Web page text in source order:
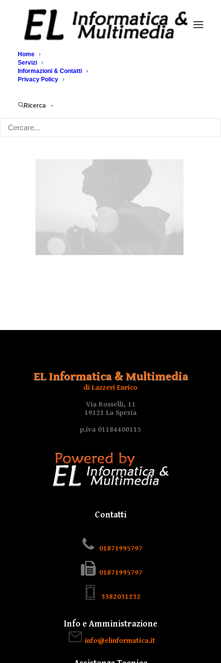
Home
Servizi
Informazioni & Contatti
Privacy Policy
Ricerca
Demo media 1084052706
EL Informatica & Multimedia
di Lazzeri Enrico
Via Rosselli, 11
19121 La Spezia
p.iva 01184400115
Contatti
01871995797
01871995797
3382031232
Info e Amministrazione
info@elinformatica.it